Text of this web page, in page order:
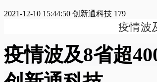
2021-12-10 15:44:50 创新通科技 179
疫情波
疫情波及8省超